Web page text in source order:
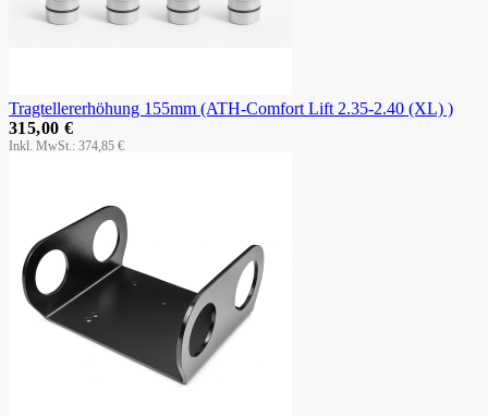
Tragtellererhöhung 155mm (ATH-Comfort Lift 2.35-2.40 (XL) )
374,85 €
315,00 €